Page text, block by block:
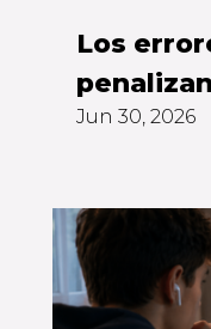
Los
First
Jun 30, 2026